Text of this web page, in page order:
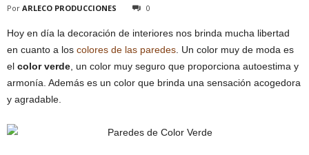
Por ARLECO PRODUCCIONES 0
Hoy en día la decoración de interiores nos brinda mucha libertad
en cuanto a los colores de las paredes . Un color muy de moda es
el color verde , un color muy seguro que proporciona autoestima y
armonía. Además es un color que brinda una sensación acogedora
y agradable.